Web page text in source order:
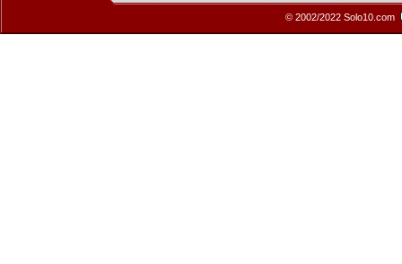
© 2002/2022 Solo10.com